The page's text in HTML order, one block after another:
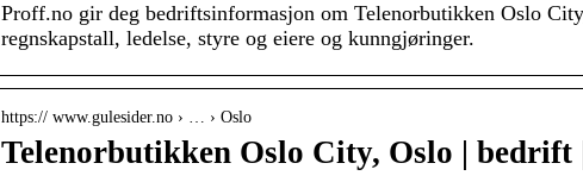
Proff.no gir deg bedriftsinformasjon om Telenorbutikken Oslo
regnskapstall, ledelse, styre og eiere og kunngjøringer.
https:// www.gulesider.no › … › Oslo
Telenorbutikken Oslo City, Oslo | bedrift